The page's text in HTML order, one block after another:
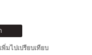
เพิ่มไปเปรียบเทียบ